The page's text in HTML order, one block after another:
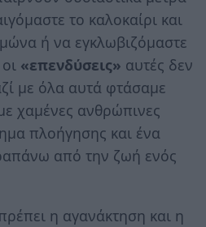
το καλοκαίρι και
ή να εγκλωβιζόμαστε
«επενδύσεις» αυτές δεν
με όλα αυτά φτάσαμε
χαμένες ανθρώπινες
πλοήγησης και ένα
από την ζωή ενός
η αγανάκτηση και η